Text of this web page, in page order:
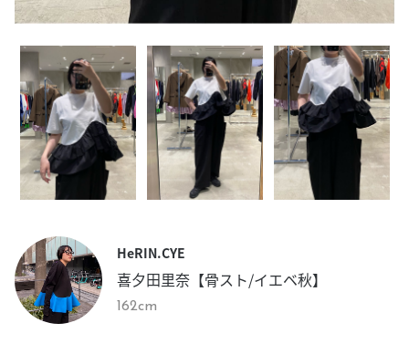
HeRIN.CYE
喜夕田里奈【骨スト/イエベ秋】
162cm